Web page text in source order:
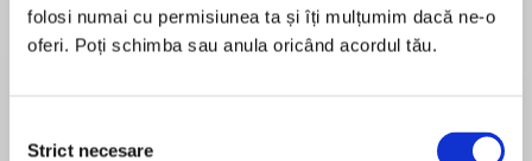
folosi numai cu permisiunea ta și îți mulțumim dacă ne-o
oferi. Poți schimba sau anula oricând acordul tău.
consimțământului
Strict necesare
Desprecarte
Will the collapse of international cooperation